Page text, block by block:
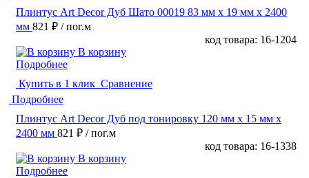
Плинтус Art Decor Дуб Шато 00019 83 мм х 19 мм х 2400
мм 821 ₽ / пог.м
код товара: 16-1204
В корзину
Подробнее
Купить в 1 клик Сравнение
Подробнее
Плинтус Art Decor Дуб под тонировку 120 мм х 15 мм х
2400 мм 821 ₽ / пог.м
код товара: 16-1338
В корзину
Подробнее